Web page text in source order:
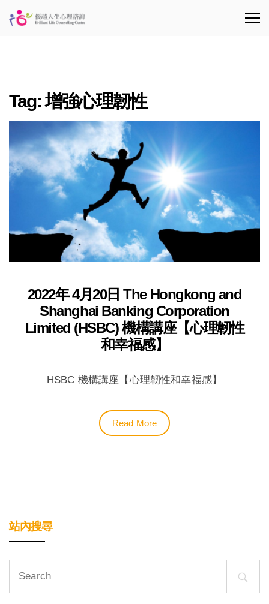
Tag:增強心理韌性
2022年 4月20日 The Hongkong and
Shanghai Banking Corporation
Limited (HSBC) 機構講座【心理韌性
和幸福感】
HSBC 機構講座【心理韌性和幸福感】
Read More
站內搜尋